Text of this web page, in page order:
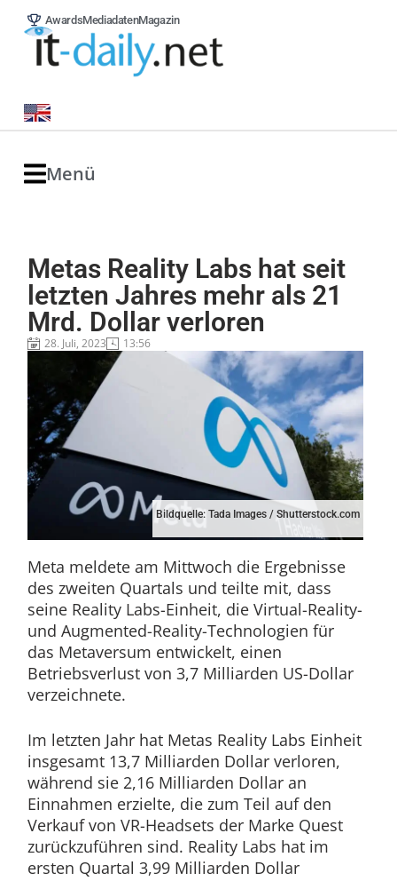
AwardsMediadatenMagazin
Menü
Metas Reality Labs hat seit
letzten Jahres mehr als 21
Mrd. Dollar verloren
28. Juli, 2023 13:56
Bildquelle: Tada Images / Shutterstock.com
Meta meldete am Mittwoch die Ergebnisse
des zweiten Quartals und teilte mit, dass
seine Reality Labs-Einheit, die Virtual-Reality-
und Augmented-Reality-Technologien für
das Metaversum entwickelt, einen
Betriebsverlust von 3,7 Milliarden US-Dollar
verzeichnete.
Im letzten Jahr hat Metas Reality Labs Einheit
insgesamt 13,7 Milliarden Dollar verloren,
während sie 2,16 Milliarden Dollar an
Einnahmen erzielte, die zum Teil auf den
Verkauf von VR-Headsets der Marke Quest
zurückzuführen sind. Reality Labs hat im
ersten Quartal 3,99 Milliarden Dollar